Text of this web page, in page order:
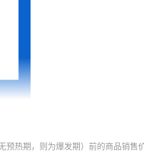
预热期，则为爆发期）前的商品销售